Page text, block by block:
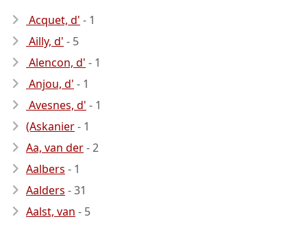
Acquet, d' - 1
Ailly, d' - 5
Alencon, d' - 1
Anjou, d' - 1
Avesnes, d' - 1
(Askanier- 1
Aa, van der- 2
Aalbers - 1
Aalders - 31
Aalst, van - 5